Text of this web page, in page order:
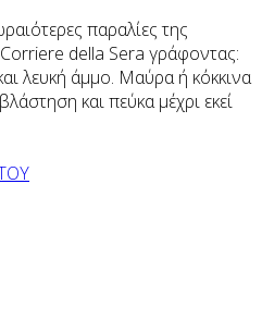
παραλίες της
della Sera γράφοντας:
λευκή άμμο. Μαύρα ή κόκκινα
και πεύκα μέχρι εκεί